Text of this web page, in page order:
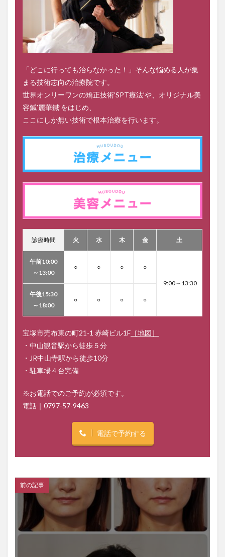
「どこに行っても治らなかった！」そんな悩める人が集
まる技術志向の治療院です。
世界オンリーワンの矯正技術’SPT療法’や、オリジナル美
容鍼’麗華鍼’をはじめ、
ここにしか無い技術で根本治療を行います。
診療時間 火 水 木 金 土
午前10:00
～13:00
○ ○ ○ ○
9:00～13:30
午後15:30
～18:00
○ ○ ○ ○
宝塚市売布東の町21-1 赤崎ビル1F ［地図］
・中山観音駅から徒歩５分
・JR中山寺駅から徒歩10分
・駐車場４台完備
※お電話でのご予約が必須です。
電話｜ 0797-57-9463
電話で予約する
前の記事